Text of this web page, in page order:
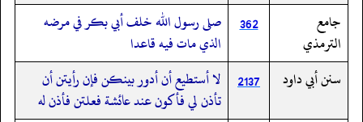
جامع
الترمذي
362
صلى رسول الله خلف أبي بكر في مرضه
الذي مات فيه قاعدا
سنن أبي داود
2137
لا أستطيع أن أدور بينكن فإن رأيتن أن
تأذن لي فأكون عند عائشة فعلتن فأذن له